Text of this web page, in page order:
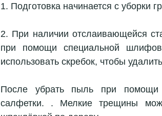
1. Подготовка начинается с уборки
2. При наличии отслаивающейся
при помощи специальной
использовать скребок, чтобы
После убрать пыль при помощи
салфетки. . Мелкие трещины